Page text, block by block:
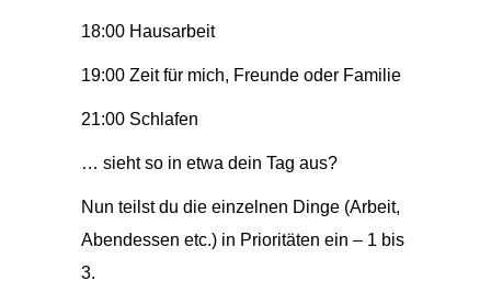
18:00 Hausarbeit
19:00 Zeit für mich, Freunde oder Familie
21:00 Schlafen
… sieht so in etwa dein Tag aus?
Nun teilst du die einzelnen Dinge (Arbeit,
Abendessen etc.) in Prioritäten ein – 1 bis
3.